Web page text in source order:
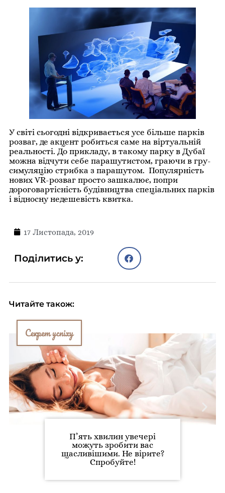
У світі сьогодні відкривається усе більше парків
розваг, де акцент робиться саме на віртуальній
реальності. До прикладу, в такому парку в Дубаї
можна відчути себе парашутистом, граючи в гру-
симуляцію стрибка з парашутом. Популярність
нових VR-розваг просто зашкалює, попри
дороговартісність будівництва спеціальних парків
і відносну недешевість квитка.
17 Листопада, 2019
Поділитись у:
Читайте також:
Секрет успіху
П’ять хвилин увечері
можуть зробити вас
щасливішими. Не вірите?
Спробуйте!